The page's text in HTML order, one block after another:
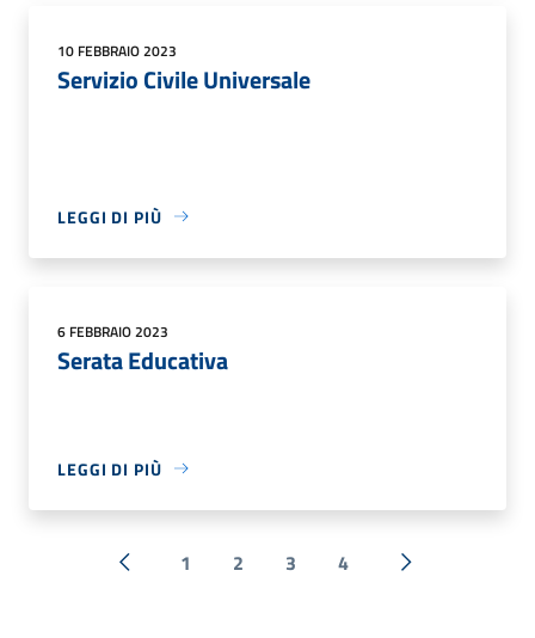
10 FEBBRAIO 2023
Servizio Civile Universale
LEGGI DI PIÙ
6 FEBBRAIO 2023
Serata Educativa
LEGGI DI PIÙ
« Precedente
1 2 3 4 Successiva »